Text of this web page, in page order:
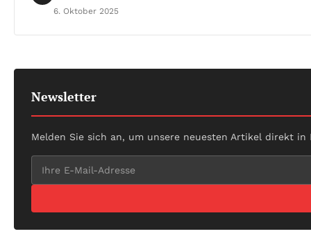
6. Oktober 2025
Newsletter
Melden Sie sich an, um unsere neuesten Artikel direkt